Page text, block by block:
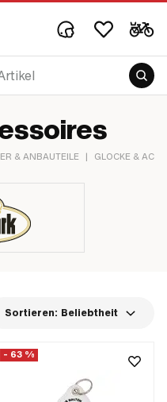
& ANBAUTEILE | GLOCKE &
Sortieren: Beliebtheit
- 63 %